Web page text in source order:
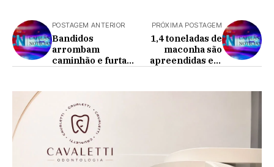
POSTAGEM ANTERIOR
Bandidos
arrombam
caminhão e furtam
PRÓXIMA POSTAGEM
1,4 toneladas de
maconha são
apreendidas em